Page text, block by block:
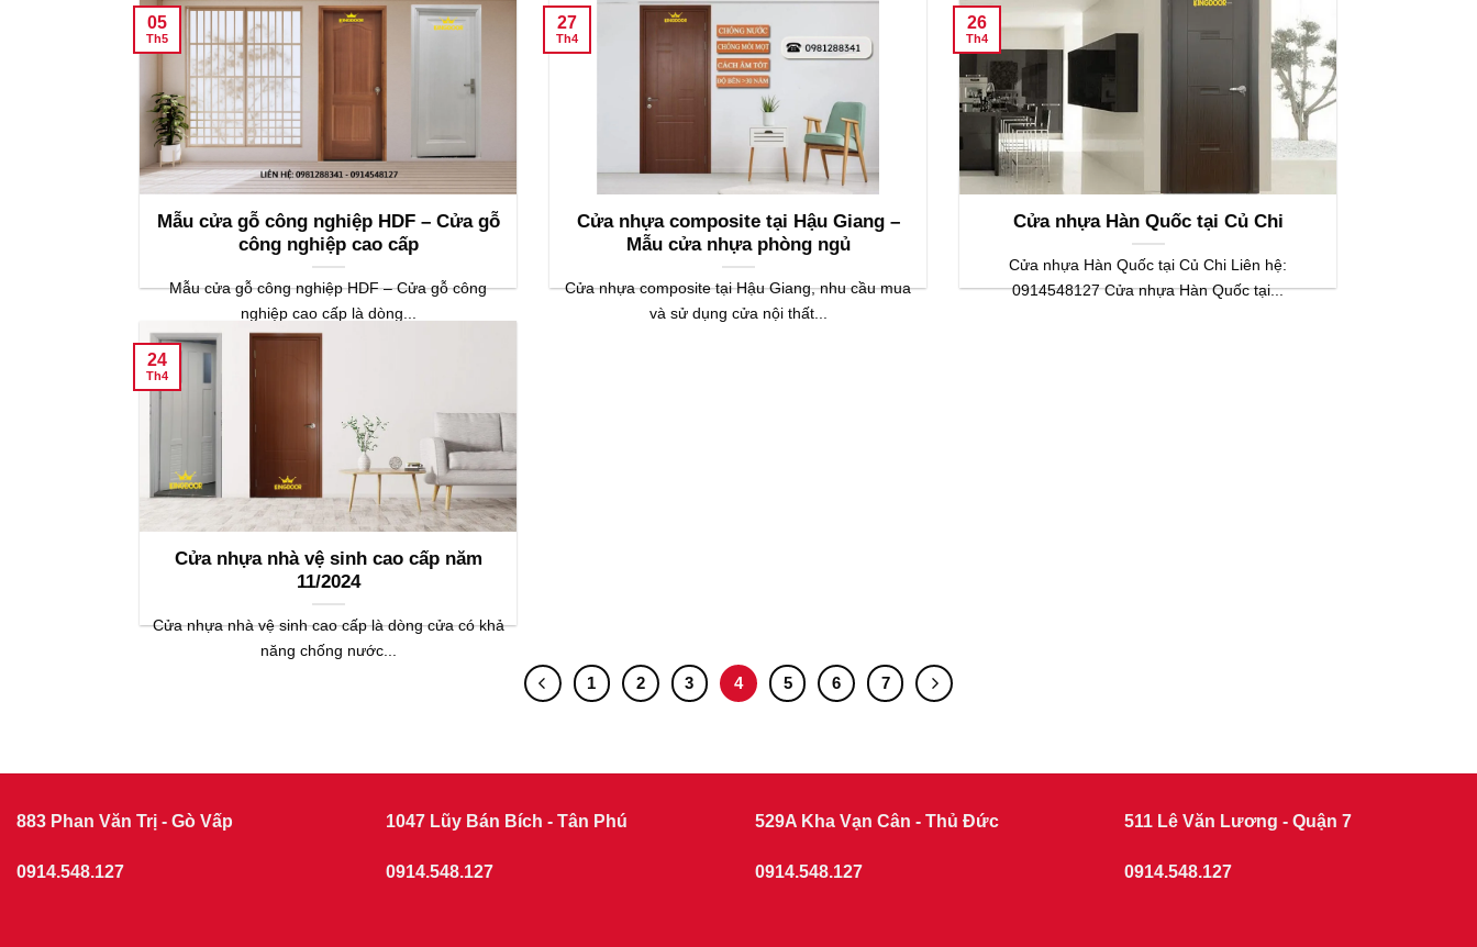
Mẫu cửa gỗ công nghiệp HDF – Cửa gỗ
công nghiệp cao cấp
Mẫu cửa gỗ công nghiệp HDF – Cửa gỗ công
nghiệp cao cấp là dòng...
05
Th5
Cửa nhựa composite tại Hậu Giang –
Mẫu cửa nhựa phòng ngủ
Cửa nhựa composite tại Hậu Giang, nhu cầu mua
và sử dụng cửa nội thất...
27
Th4
Cửa nhựa Hàn Quốc tại Củ Chi
Cửa nhựa Hàn Quốc tại Củ Chi Liên hệ:
0914548127 Cửa nhựa Hàn Quốc tại...
26
Th4
Cửa nhựa nhà vệ sinh cao cấp năm
11/2024
Cửa nhựa nhà vệ sinh cao cấp là dòng cửa có khả
năng chống nước...
24
Th4
1 2 3 4 5 6 7
883 Phan Văn Trị - Gò Vấp
0914.548.127
1047 Lũy Bán Bích - Tân Phú
0914.548.127
529A Kha Vạn Cân - Thủ Đức
0914.548.127
511 Lê Văn Lương - Quận 7
0914.548.127